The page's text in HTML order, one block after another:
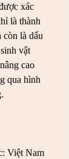
xác
là thành
còn là dấu
vật
cao
qua hình
Việt Nam